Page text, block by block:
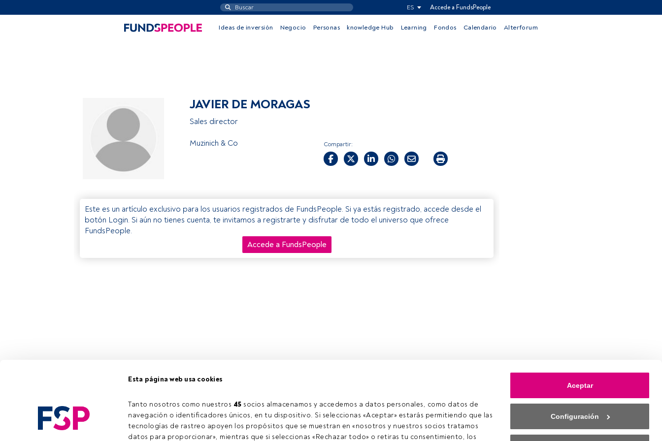
Esta página web usa cookies
Tanto nosotros como nuestros 45 socios almacenamos y accedemos a datos personales, como datos de
navegación o identificadores únicos, en tu dispositivo. Si seleccionas «Aceptar» estarás permitiendo que las
tecnologías de rastreo apoyen los propósitos que se muestran en «nosotros y nuestros socios tratamos
datos para proporcionar», mientras que si seleccionas «Rechazar todo» o retiras tu consentimiento, los
Aceptar
Configuración
ES Accede a FundsPeople
Ideas de inversión Negocio Personas knowledge Hub Learning Fondos Calendario Alterforum
JAVIER DE MORAGAS
Sales director
Muzinich & Co Compartir:
Este es un artículo exclusivo para los usuarios registrados de FundsPeople. Si ya estás registrado, accede desde el
botón Login. Si aún no tienes cuenta, te invitamos a registrarte y disfrutar de todo el universo que ofrece
FundsPeople.
Accede a FundsPeople